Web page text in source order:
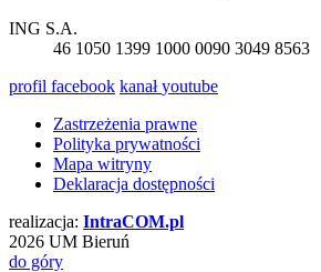
ING S.A.
46 1050 1399 1000 0090 3049 8563
profil facebook kanałyoutube
Zastrzeżenia prawne
Polityka prywatności
Mapa witryny
Deklaracja dostępności
realizacja: IntraCOM.pl
2026 UM Bieruń
do góry